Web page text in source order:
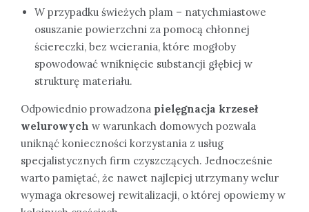
W przypadku świeżych plam – natychmiastowe
osuszanie powierzchni za pomocą chłonnej
ściereczki, bez wcierania, które mogłoby
spowodować wniknięcie substancji głębiej w
strukturę materiału.
Odpowiednio prowadzona pielęgnacja krzeseł
welurowych w warunkach domowych pozwala
uniknąć konieczności korzystania z usług
specjalistycznych firm czyszczących. Jednocześnie
warto pamiętać, że nawet najlepiej utrzymany welur
wymaga okresowej rewitalizacji, o której opowiemy w